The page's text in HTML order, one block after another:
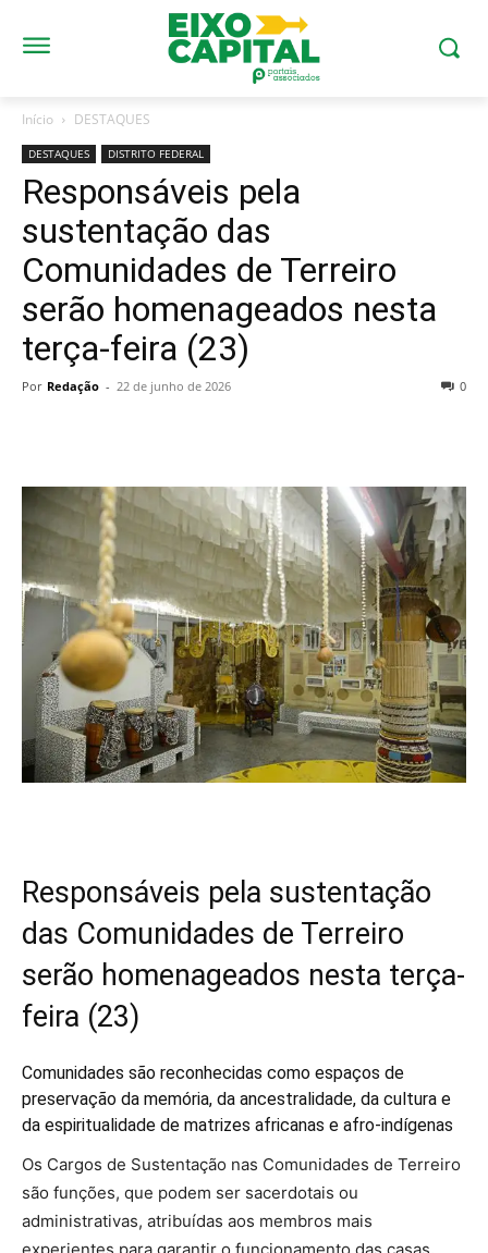
Início DESTAQUES
DESTAQUES DISTRITO FEDERAL
Responsáveis pela
sustentação das
Comunidades de Terreiro
serão homenageados nesta
terça-feira (23)
Por Redação - 22 de junho de 2026 0
Responsáveis pela sustentação
das Comunidades de Terreiro
serão homenageados nesta terça-
feira (23)
Comunidades são reconhecidas como espaços de
preservação da memória, da ancestralidade, da cultura e
da espiritualidade de matrizes africanas e afro-indígenas
Os Cargos de Sustentação nas Comunidades de Terreiro
são funções, que podem ser sacerdotais ou
administrativas, atribuídas aos membros mais
experientes para garantir o funcionamento das casas.